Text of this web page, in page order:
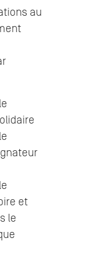
au
et
le